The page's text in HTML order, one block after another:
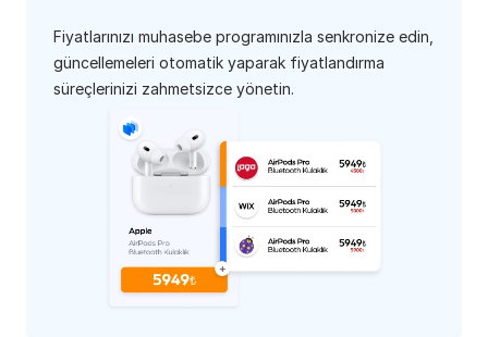
Fiyatlarınızı muhasebe programınızla senkronize edin,
güncellemeleri otomatik yaparak fiyatlandırma
süreçlerinizi zahmetsizce yönetin.